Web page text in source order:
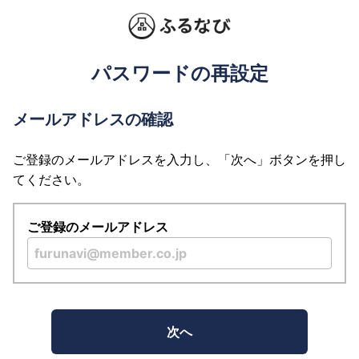
パスワードの再設定
メールアドレスの確認
ご登録のメールアドレスを入力し、「次へ」ボタンを押し
てください。
ご登録のメールアドレス